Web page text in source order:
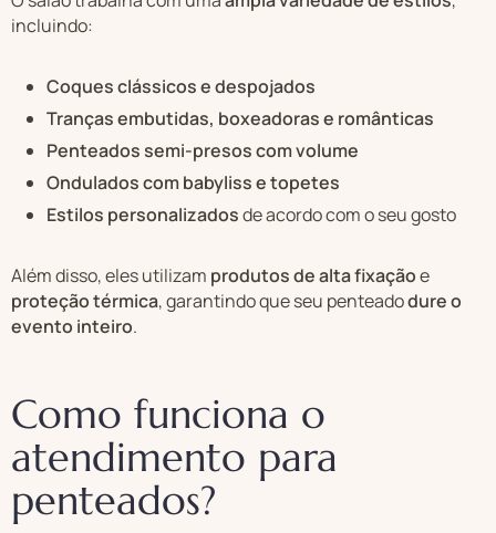
incluindo:
Coques clássicos e despojados
Tranças embutidas, boxeadoras e românticas
Penteados semi-presos com volume
Ondulados com babyliss e topetes
Estilos personalizadosde acordo com o seu gosto
Além disso, eles utilizam produtos de alta fixaçãoe
proteção térmica, garantindo que seu penteadodure o
evento inteiro.
Como funciona o
atendimento para
penteados?